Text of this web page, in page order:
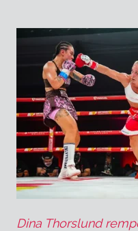
Dina Thorslund